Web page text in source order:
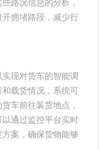
路况信息的分析，
拥堵路段，减少行
实现对货车的智能调
载货情况，系统可
车前往装货地点，
通过监控平台实时
案，确保货物能够